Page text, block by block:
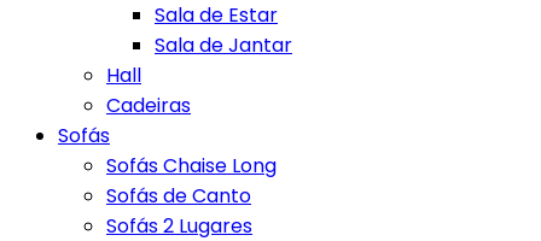
Sala de Estar
Sala de Jantar
Hall
Cadeiras
Sofás
Sofás Chaise Long
Sofás de Canto
Sofás 2 Lugares